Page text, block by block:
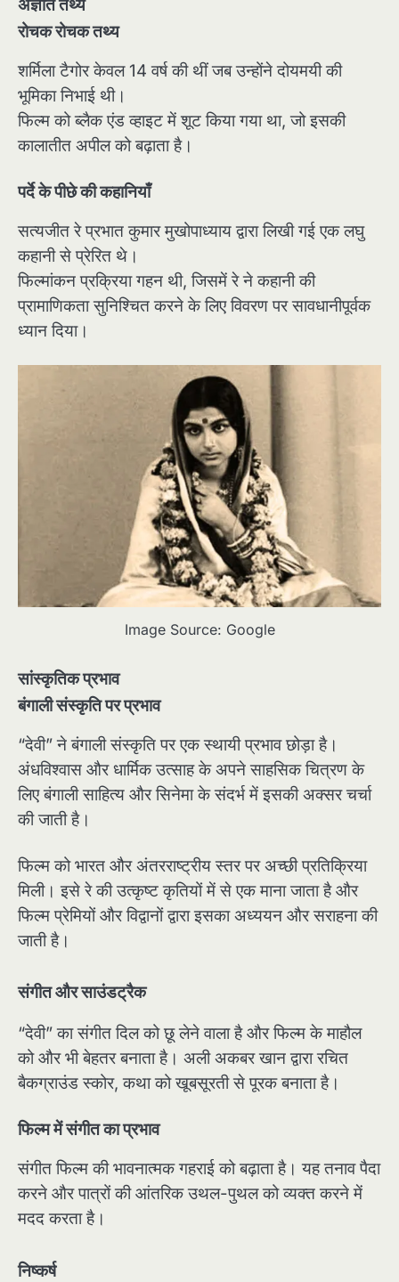
अज्ञात तथ्य
रोचक रोचक तथ्य
शर्मिला टैगोर केवल 14 वर्ष की थीं जब उन्होंने दोयमयी की
भूमिका निभाई थी।
फिल्म को ब्लैक एंड व्हाइट में शूट किया गया था, जो इसकी
कालातीत अपील को बढ़ाता है।
पर्दे के पीछे की कहानियाँ
सत्यजीत रे प्रभात कुमार मुखोपाध्याय द्वारा लिखी गई एक लघु
कहानी से प्रेरित थे।
फिल्मांकन प्रक्रिया गहन थी, जिसमें रे ने कहानी की
प्रामाणिकता सुनिश्चित करने के लिए विवरण पर सावधानीपूर्वक
ध्यान दिया।
Image Source: Google
सांस्कृतिक प्रभाव
बंगाली संस्कृति पर प्रभाव
“देवी” ने बंगाली संस्कृति पर एक स्थायी प्रभाव छोड़ा है।
अंधविश्वास और धार्मिक उत्साह के अपने साहसिक चित्रण के
लिए बंगाली साहित्य और सिनेमा के संदर्भ में इसकी अक्सर चर्चा
की जाती है।
फिल्म को भारत और अंतरराष्ट्रीय स्तर पर अच्छी प्रतिक्रिया
मिली। इसे रे की उत्कृष्ट कृतियों में से एक माना जाता है और
फिल्म प्रेमियों और विद्वानों द्वारा इसका अध्ययन और सराहना की
जाती है।
संगीत और साउंडट्रैक
“देवी” का संगीत दिल को छू लेने वाला है और फिल्म के माहौल
को और भी बेहतर बनाता है। अली अकबर खान द्वारा रचित
बैकग्राउंड स्कोर, कथा को खूबसूरती से पूरक बनाता है।
फिल्म में संगीत का प्रभाव
संगीत फिल्म की भावनात्मक गहराई को बढ़ाता है। यह तनाव पैदा
करने और पात्रों की आंतरिक उथल-पुथल को व्यक्त करने में
मदद करता है।
निष्कर्ष